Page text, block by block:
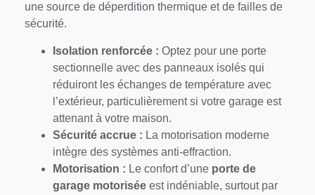
une source de déperdition thermique et de failles de
sécurité.
Isolation renforcée : Optez pour une porte
sectionnelle avec des panneaux isolés qui
réduiront les échanges de température avec
l’extérieur, particulièrement si votre garage est
attenant à votre maison.
Sécurité accrue : La motorisation moderne
intègre des systèmes anti-effraction.
Motorisation : Le confort d’une porte de
garage motorisée est indéniable, surtout par